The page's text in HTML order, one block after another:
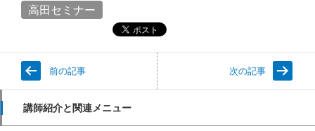
高田セミナー
前の記事 次の記事
講師紹介と関連メニュー